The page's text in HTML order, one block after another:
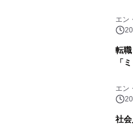
エン
転
「
エン
社